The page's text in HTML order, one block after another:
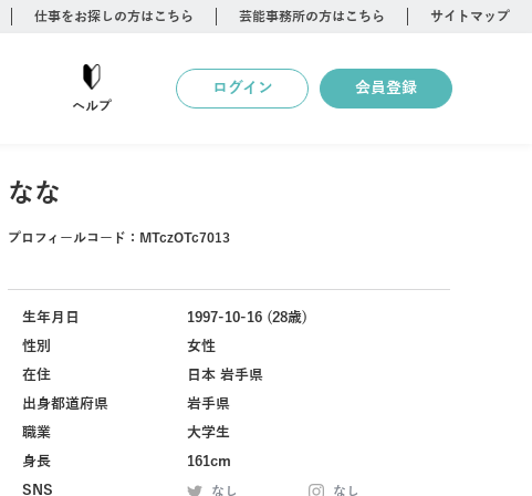
仕事をお探しの方はこちら 芸能事務所の方はこちら サイトマップ
ヘルプ
ログイン 会員登録
なな
プロフィールコード： MTczOTc7013
生年月日
1997-10-16 (28歳)
性別
女性
在住
日本 岩手県
出身都道府県
岩手県
職業
大学生
身長
161cm
SNS
なし なし